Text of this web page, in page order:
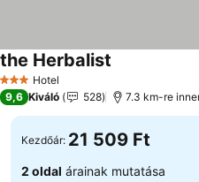
3 Kategória
Hotel
the Herbalist
9,6 Kiváló 528 7.3 km-re
Kezdőár: 21 509 Ft
2 oldal árainak mutatása